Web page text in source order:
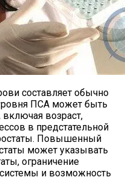
составляет обычно
ПСА может быть
возраст,
в предстательной
Повышенный
может указывать
ограничение
и возможность